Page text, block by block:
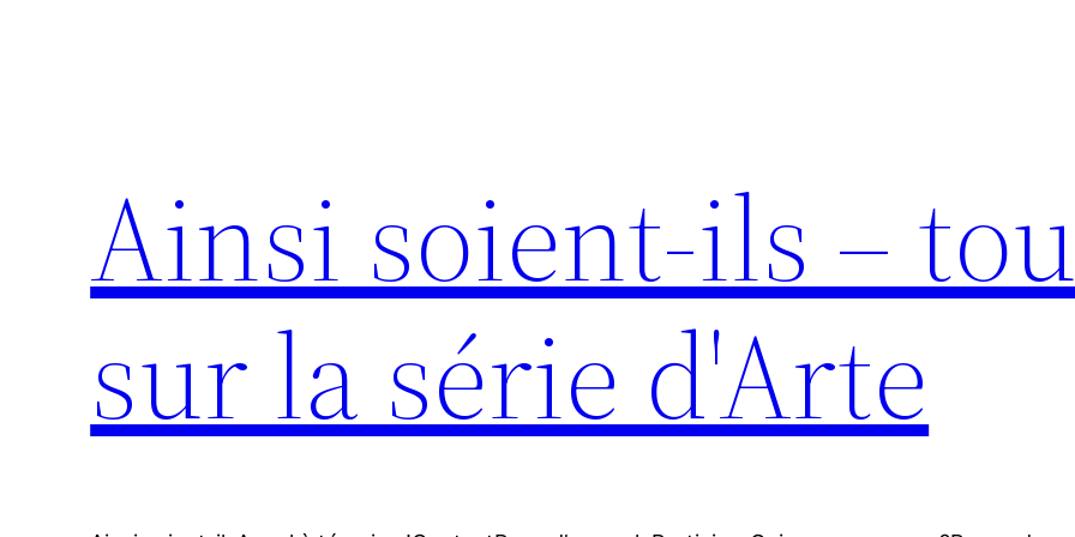
Ainsi soient-ils –
sur la série d'Arte